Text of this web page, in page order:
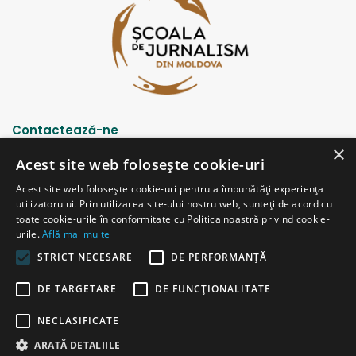
Contactează-ne
Strada Șciusev, 53
2012 Chișinău, Republica Moldova
tel: (+373 22) 213652, 227539
fax: (+373 22) 226681
Email: redactia@ijc.md
×
Acest site web folosește cookie-uri
Acest site web folosește cookie-uri pentru a îmbunătăți experiența
utilizatorului. Prin utilizarea site-ului nostru web, sunteți de acord cu
toate cookie-urile în conformitate cu Politica noastră privind cookie-
urile.Află mai multe
STRICT NECESARE
DE PERFORMANȚĂ
DE TARGETARE DE FUNCŢIONALITATE
NECLASIFICATE
ARATĂ DETALIILE